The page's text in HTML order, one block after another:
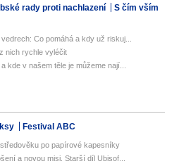
rady proti nachlazení
S čím vším
Co pomáhá a kdy už riskuj...
nich rychle vyléčit
kde v našem těle je můžeme nají...
Festival ABC
po papírové kapesníky
a novou misi. Starší díl Ubisof...